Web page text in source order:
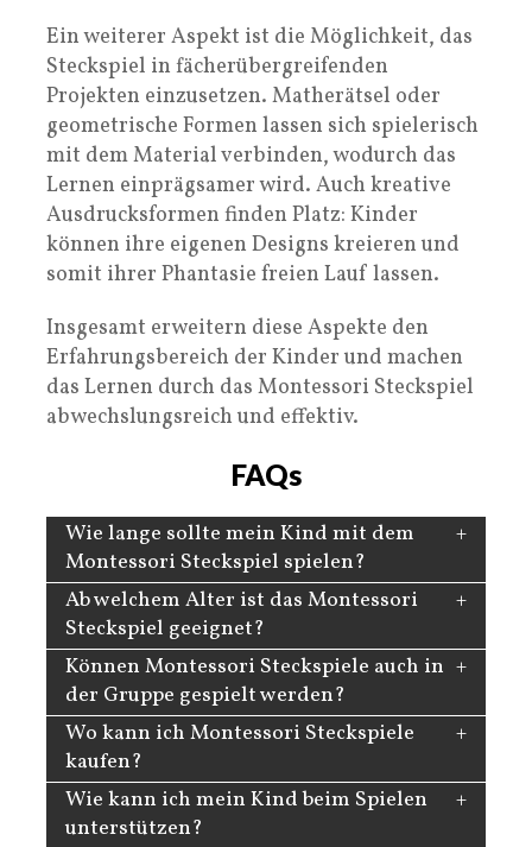
Ein weiterer Aspekt ist die Möglichkeit, das
Steckspiel in fächerübergreifenden
Projekten einzusetzen. Matherätsel oder
geometrische Formen lassen sich spielerisch
mit dem Material verbinden, wodurch das
Lernen einprägsamer wird. Auch kreative
Ausdrucksformen finden Platz: Kinder
können ihre eigenen Designs kreieren und
somit ihrer Phantasie freien Lauf lassen.
Insgesamt erweitern diese Aspekte den
Erfahrungsbereich der Kinder und machen
das Lernen durch das Montessori Steckspiel
abwechslungsreich und effektiv.
FAQs
Wie lange sollte mein Kind mit dem
Montessori Steckspiel spielen?
Ab welchem Alter ist das Montessori
Steckspiel geeignet?
Können Montessori Steckspiele auch in
der Gruppe gespielt werden?
Wo kann ich Montessori Steckspiele
kaufen?
Wie kann ich mein Kind beim Spielen
unterstützen?